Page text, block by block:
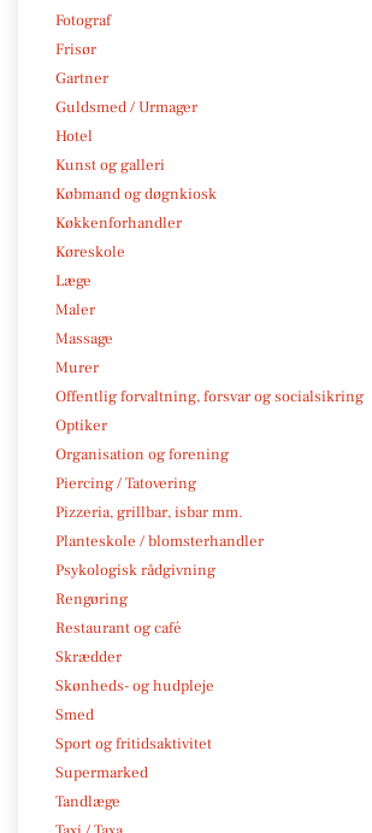
Fotograf
Frisør
Gartner
Guldsmed / Urmager
Hotel
Kunst og galleri
Købmand og døgnkiosk
Køkkenforhandler
Køreskole
Læge
Maler
Massage
Murer
Offentlig forvaltning, forsvar og socialsikring
Optiker
Organisation og forening
Piercing / Tatovering
Pizzeria, grillbar, isbar mm.
Planteskole / blomsterhandler
Psykologisk rådgivning
Rengøring
Restaurant og café
Skrædder
Skønheds- og hudpleje
Smed
Sport og fritidsaktivitet
Supermarked
Tandlæge